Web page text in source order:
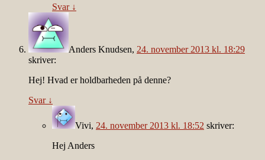
Svar ↓
Anders Knudsen, 24. november 2013 kl. 18:29
skriver:
Hej! Hvad er holdbarheden på denne?
Svar ↓
Vivi, 24. november 2013 kl. 18:52 skriver:
Hej Anders